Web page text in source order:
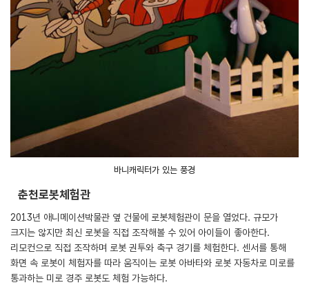
바니캐릭터가 있는 풍경
춘천로봇체험관
2013년 애니메이션박물관 옆 건물에 로봇체험관이 문을 열었다. 규모가
크지는 않지만 최신 로봇을 직접 조작해볼 수 있어 아이들이 좋아한다.
리모컨으로 직접 조작하며 로봇 권투와 축구 경기를 체험한다. 센서를 통해
화면 속 로봇이 체험자를 따라 움직이는 로봇 아바타와 로봇 자동차로 미로를
통과하는 미로 경주 로봇도 체험 가능하다.